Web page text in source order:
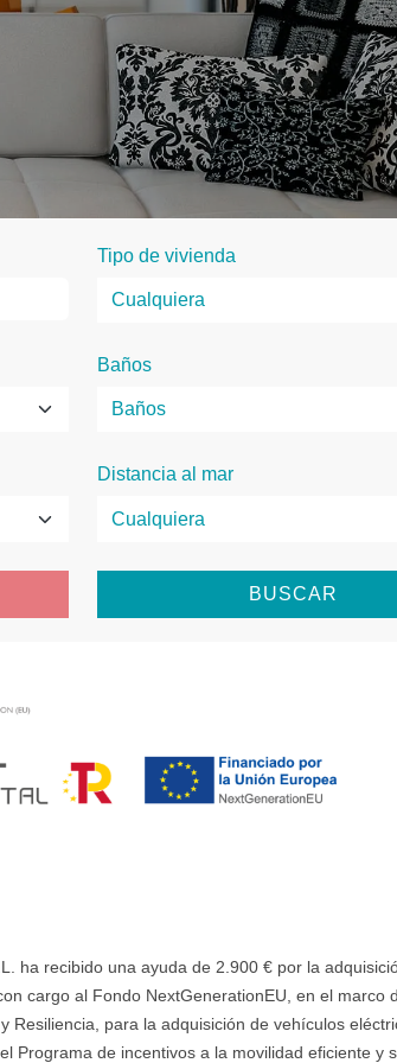
Tipo de vivienda
Baños
Distancia al mar
BUSCAR
ha recibido una ayuda de 2.900 € por la
cargo al Fondo NextGenerationEU, en el marco
Resiliencia, para la adquisición de vehículos
Programa de incentivos a la movilidad eficiente y